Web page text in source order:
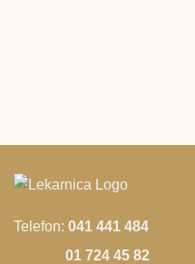
Telefon: 041 441 484
01 724 45 82